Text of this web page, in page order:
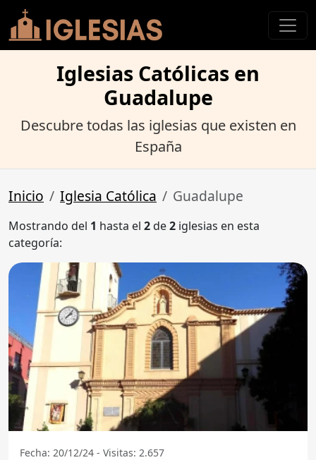
Iglesias Católicas en
Guadalupe
Descubre todas las iglesias que existen en
España
Inicio Iglesia Católica Guadalupe
Mostrando del 1 hasta el 2de2 iglesias en esta
categoría:
Fecha: 20/12/24 - Visitas: 2.657